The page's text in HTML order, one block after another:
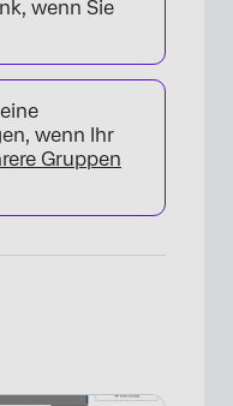
×
wenn Sie
wenn Ihr
Gruppen